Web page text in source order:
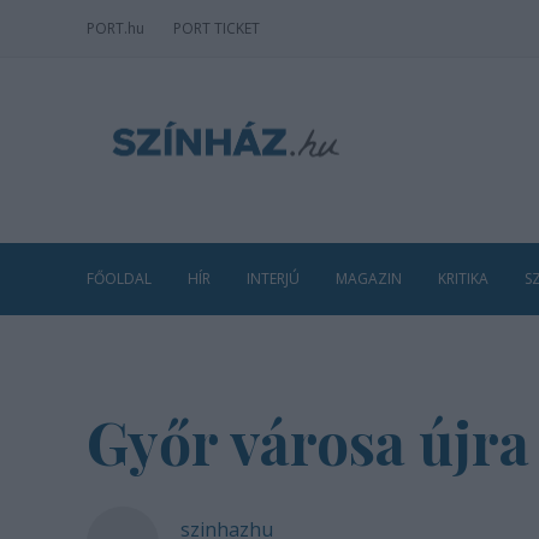
PORT.hu PORT TICKET
FŐOLDAL HÍR INTERJÚ MAGAZIN KRITIKA
Győr városa
szinhazhu